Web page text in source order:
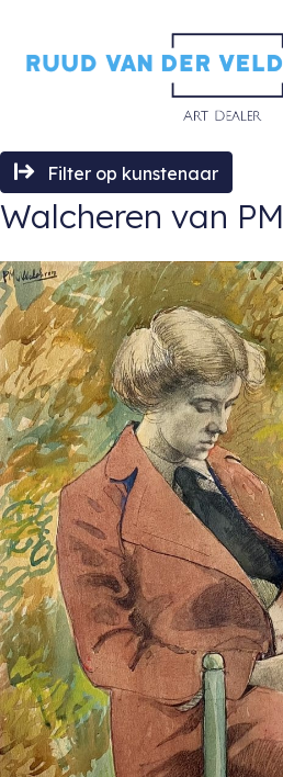
Filter op kunstenaar
Walcheren van PM